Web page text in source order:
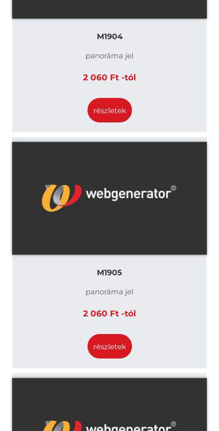
M1904
panoráma jel
2 060 Ft -tól
részletek
M1905
panoráma jel
2 060 Ft -tól
részletek